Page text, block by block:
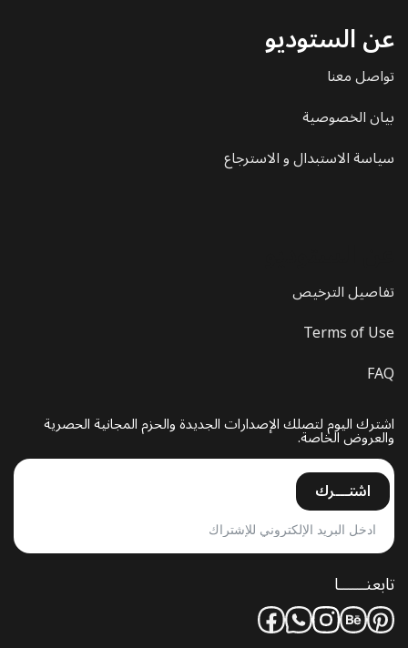
عن الستوديو
تواصل معنا
بيان الخصوصية
سياسة الاستبدال و الاسترجاع
تفاصيل الترخيص
Terms of Use
FAQ
اشترك اليوم لتصلك الإصدارات الجديدة والحزم المجانية الحصرية
والعروض الخاصة.
اشتـــرك
تابعنــــــا